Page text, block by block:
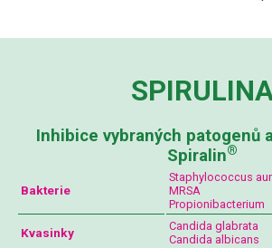
Inhibice vybraných patogenů
Spiralin®
Bakterie
Staphylococcus
MRSA
Propionibacterium
Kvasinky
Candida glabrata
Candida albicans